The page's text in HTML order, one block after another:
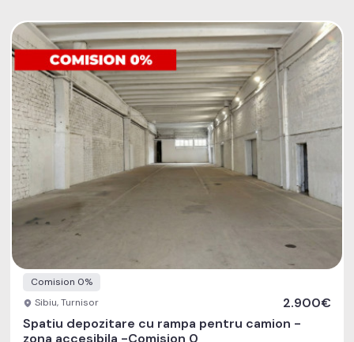
Comision 0%
Sibiu, Turnisor
2.900€
Spatiu depozitare cu rampa pentru camion -